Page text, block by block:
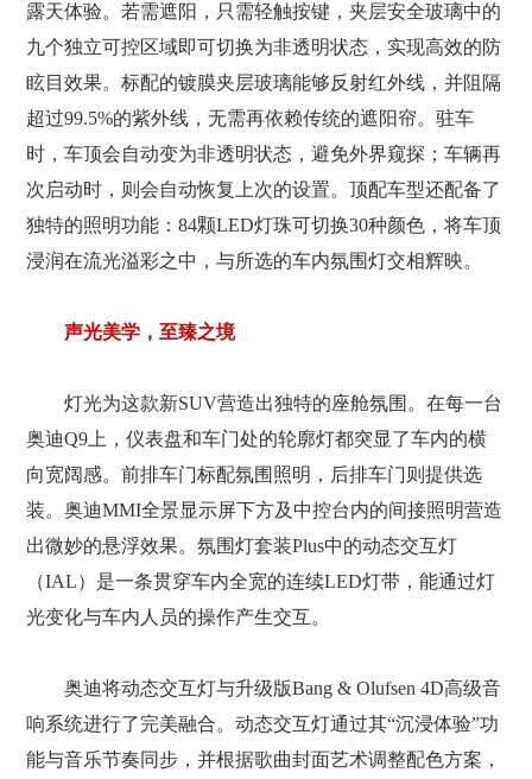
露天体验。若需遮阳，只需轻触按键，夹层安全玻璃中的
九个独立可控区域即可切换为非透明状态，实现高效的防
眩目效果。标配的镀膜夹层玻璃能够反射红外线，并阻隔
超过99.5%的紫外线，无需再依赖传统的遮阳帘。驻车
时，车顶会自动变为非透明状态，避免外界窥探；车辆再
次启动时，则会自动恢复上次的设置。顶配车型还配备了
独特的照明功能：84颗LED灯珠可切换30种颜色，将车顶
浸润在流光溢彩之中，与所选的车内氛围灯交相辉映。
声光美学，至臻之境
灯光为这款新SUV营造出独特的座舱氛围。在每一台
奥迪Q9上，仪表盘和车门处的轮廓灯都突显了车内的横
向宽阔感。前排车门标配氛围照明，后排车门则提供选
装。奥迪MMI全景显示屏下方及中控台内的间接照明营造
出微妙的悬浮效果。氛围灯套装Plus中的动态交互灯
（IAL）是一条贯穿车内全宽的连续LED灯带，能通过灯
光变化与车内人员的操作产生交互。
奥迪将动态交互灯与升级版Bang & Olufsen 4D高级音
响系统进行了完美融合。动态交互灯通过其“沉浸体验”功
能与音乐节奏同步，并根据歌曲封面艺术调整配色方案，